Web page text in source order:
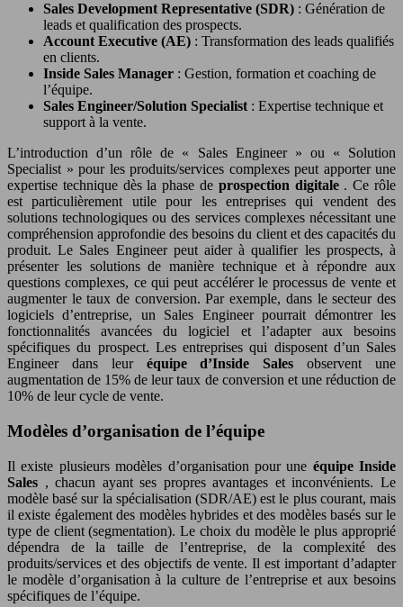
Sales Development Representative (SDR) : Génération de
leads et qualification des prospects.
Account Executive (AE) : Transformation des leads qualifiés
en clients.
Inside Sales Manager : Gestion, formation et coaching de
l’équipe.
Sales Engineer/Solution Specialist : Expertise technique et
support à la vente.
L’introduction d’un rôle de « Sales Engineer » ou « Solution
Specialist » pour les produits/services complexes peut apporter une
expertise technique dès la phase de prospection digitale . Ce rôle
est particulièrement utile pour les entreprises qui vendent des
solutions technologiques ou des services complexes nécessitant une
compréhension approfondie des besoins du client et des capacités du
produit. Le Sales Engineer peut aider à qualifier les prospects, à
présenter les solutions de manière technique et à répondre aux
questions complexes, ce qui peut accélérer le processus de vente et
augmenter le taux de conversion. Par exemple, dans le secteur des
logiciels d’entreprise, un Sales Engineer pourrait démontrer les
fonctionnalités avancées du logiciel et l’adapter aux besoins
spécifiques du prospect. Les entreprises qui disposent d’un Sales
Engineer dans leur équipe d’Inside Salesobservent une
augmentation de 15% de leur taux de conversion et une réduction de
10% de leur cycle de vente.
Modèles d’organisation de l’équipe
Il existe plusieurs modèles d’organisation pour une équipe Inside
Sales , chacun ayant ses propres avantages et inconvénients. Le
modèle basé sur la spécialisation (SDR/AE) est le plus courant, mais
il existe également des modèles hybrides et des modèles basés sur le
type de client (segmentation). Le choix du modèle le plus approprié
dépendra de la taille de l’entreprise, de la complexité des
produits/services et des objectifs de vente. Il est important d’adapter
le modèle d’organisation à la culture de l’entreprise et aux besoins
spécifiques de l’équipe.